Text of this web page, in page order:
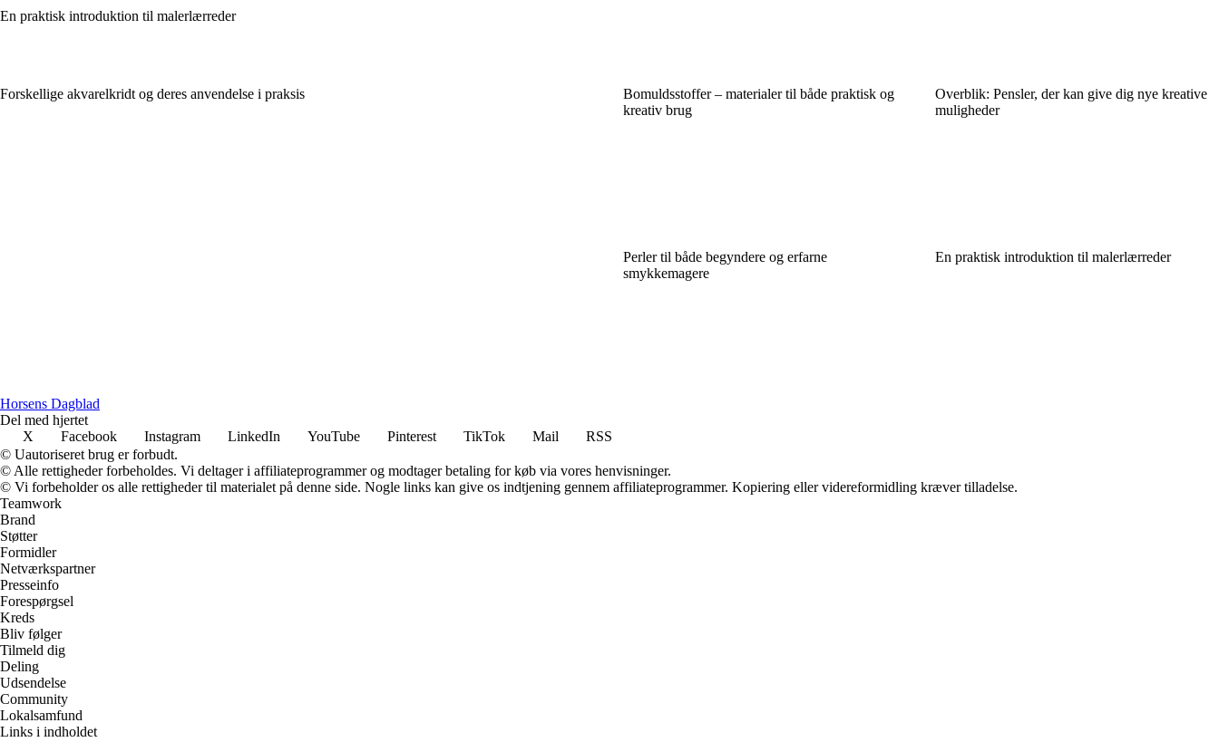
En praktisk introduktion til malerlærreder
Forskellige akvarelkridt og deres anvendelse i praksis
Bomuldsstoffer – materialer til både praktisk og
kreativ brug
Overblik: Pensler, der kan give dig nye kreative
muligheder
Perler til både begyndere og erfarne
smykkemagere
En praktisk introduktion til malerlærreder
Horsens Dagblad
Del med hjertet
X
Facebook Instagram LinkedIn YouTube Pinterest TikTok Mail
RSS
© Uautoriseret brug er forbudt.
© Alle rettigheder forbeholdes. Vi deltager i affiliateprogrammer og modtager betaling for køb via vores henvisninger.
© Vi forbeholder os alle rettigheder til materialet på denne side. Nogle links kan give os indtjening gennem affiliateprogrammer. Kopiering eller videreformidling kræver tilladelse.
Teamwork
Brand
Støtter
Formidler
Netværkspartner
Presseinfo
Forespørgsel
Kreds
Bliv følger
Tilmeld dig
Deling
Udsendelse
Community
Lokalsamfund
Links i indholdet